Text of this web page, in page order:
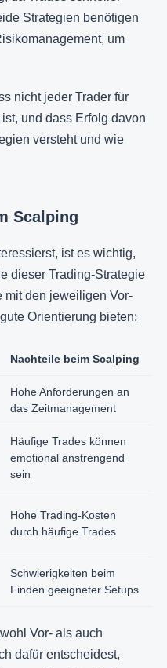
Strategien benötigen
um
nicht jeder Trader für
und dass Erfolg davon
versteht und wie
Scalping
ist es wichtig,
dieser Trading-Strategie
mit den jeweiligen Vor-
Orientierung bieten:
Nachteile beim Scalping
Hohe Anforderungen an
das Zeitmanagement
Häufige Trades können
emotional anstrengend
sein
Hohe Trading-Kosten
durch häufige Trades
Schwierigkeiten beim
Finden geeigneter Setups
Vor- als auch
dafür entscheidest,